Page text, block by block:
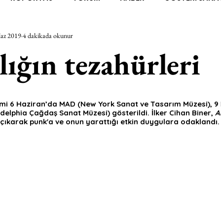
BİENAL
YEL TOZ PORTRELER ON SORULUK
XXY ODAK: RESİM KIVRIM
tezahürleri
20194 dakikada okunur
6 Haziran’da MAD (New York Sanat ve Tasarım Müzesi),
Çağdaş Sanat Müzesi) gösterildi. İlker Cihan Biner,
punk'a ve onun yarattığı etkin duygulara odaklandı.